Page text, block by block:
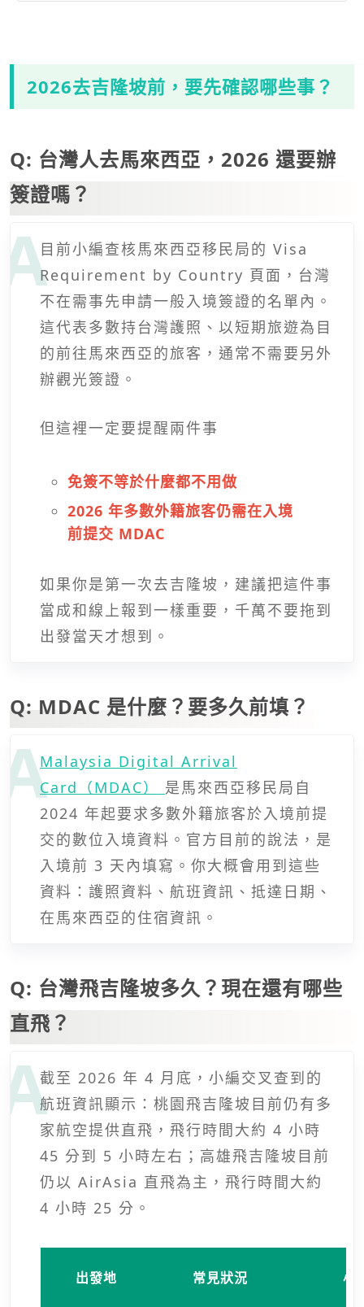
2026去吉隆坡前，要先確認哪些事？
Q: 台灣人去馬來西亞，2026 還要辦
簽證嗎？
目前小編查核馬來西亞移民局的 Visa
Requirement by Country 頁面，台灣
不在需事先申請一般入境簽證的名單內。
這代表多數持台灣護照、以短期旅遊為目
的前往馬來西亞的旅客，通常不需要另外
辦觀光簽證。
但這裡一定要提醒兩件事
免簽不等於什麼都不用做
2026 年多數外籍旅客仍需在入境
前提交 MDAC
如果你是第一次去吉隆坡，建議把這件事
當成和線上報到一樣重要，千萬不要拖到
出發當天才想到。
Q: MDAC 是什麼？要多久前填？
Malaysia Digital Arrival
Card（MDAC） 是馬來西亞移民局自
2024 年起要求多數外籍旅客於入境前提
交的數位入境資料。官方目前的說法，是
入境前 3 天內填寫。你大概會用到這些
資料：護照資料、航班資訊、抵達日期、
在馬來西亞的住宿資訊。
Q: 台灣飛吉隆坡多久？現在還有哪些
直飛？
截至 2026 年 4 月底，小編交叉查到的
航班資訊顯示：桃園飛吉隆坡目前仍有多
家航空提供直飛，飛行時間大約 4 小時
45 分到 5 小時左右；高雄飛吉隆坡目前
仍以 AirAsia 直飛為主，飛行時間大約
4 小時 25 分。
出發地 常見狀況 小